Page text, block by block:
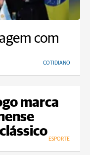
com
COTIDIANO
marca
ESPORTE